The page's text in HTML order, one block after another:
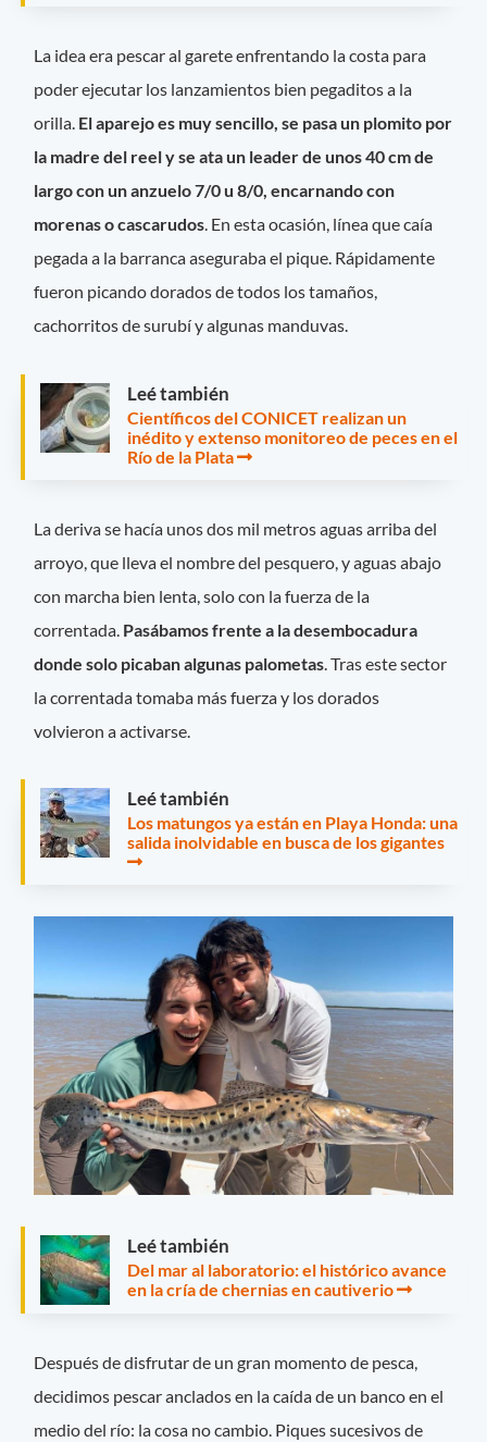
La idea era pescar al garete enfrentando la costa para
poder ejecutar los lanzamientos bien pegaditos a la
orilla. El aparejo es muy sencillo, se pasa un plomito por
la madre del reel y se ata un leader de unos 40 cm de
largo con un anzuelo 7/0 u 8/0, encarnando con
morenas o cascarudos. En esta ocasión, línea que caía
pegada a la barranca aseguraba el pique. Rápidamente
fueron picando dorados de todos los tamaños,
cachorritos de surubí y algunas manduvas.
Leé también
Científicos del CONICET realizan un
inédito y extenso monitoreo de peces en el
Río de la Plata
La deriva se hacía unos dos mil metros aguas arriba del
arroyo, que lleva el nombre del pesquero, y aguas abajo
con marcha bien lenta, solo con la fuerza de la
correntada. Pasábamos frente a la desembocadura
donde solo picaban algunas palometas. Tras este sector
la correntada tomaba más fuerza y los dorados
volvieron a activarse.
Leé también
Los matungos ya están en Playa Honda: una
salida inolvidable en busca de los gigantes
Leé también
Del mar al laboratorio: el histórico avance
en la cría de chernias en cautiverio
Después de disfrutar de un gran momento de pesca,
decidimos pescar anclados en la caída de un banco en el
medio del río: la cosa no cambio. Piques sucesivos de